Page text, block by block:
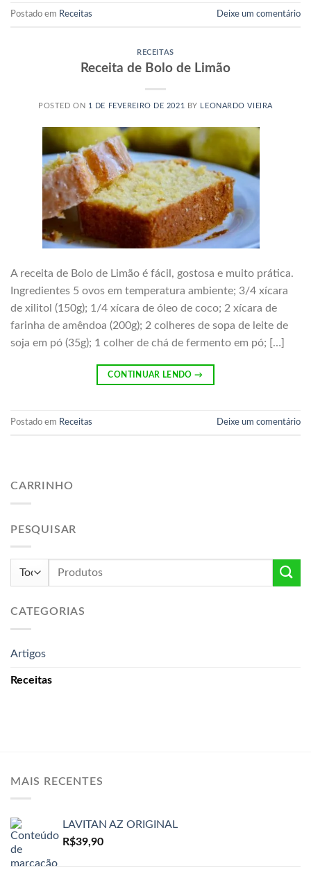
Postado em Receitas Deixe um comentário
RECEITAS
Receita de Bolo de Limão
POSTED ON 1 DE FEVEREIRO DE 2021 BY LEONARDO VIEIRA
A receita de Bolo de Limão é fácil, gostosa e muito prática.
Ingredientes 5 ovos em temperatura ambiente; 3/4 xícara
de xilitol (150g); 1/4 xícara de óleo de coco; 2 xícara de
farinha de amêndoa (200g); 2 colheres de sopa de leite de
soja em pó (35g); 1 colher de chá de fermento em pó; […]
CONTINUAR LENDO→
Postado em Receitas Deixe um comentário
CARRINHO
PESQUISAR
Pesquisar
CATEGORIAS
Artigos
Receitas
MAIS RECENTES
LAVITAN AZ ORIGINAL
R$39,90